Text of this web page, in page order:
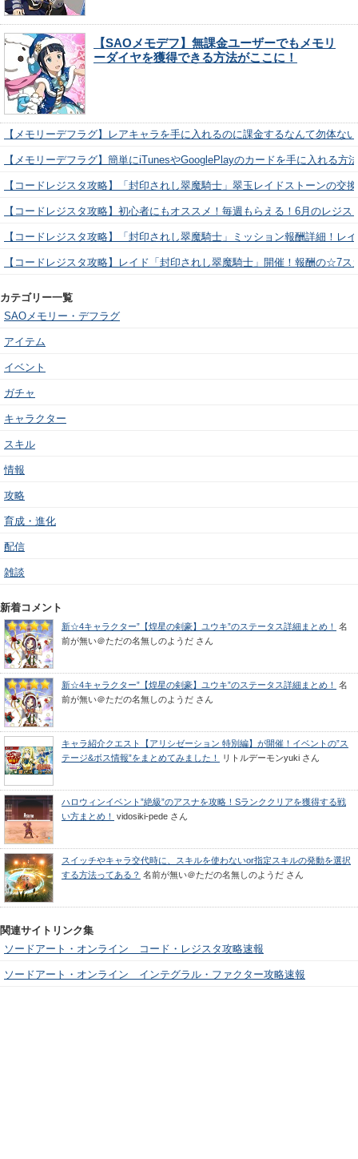
【SAOメモデフ】無課金ユーザーでもメモリ
ーダイヤを獲得できる方法がここに！
【メモリーデフラグ】レアキャラを手に入れるのに課金するなんて勿体な
【メモリーデフラグ】簡単にiTunesやGooglePlayのカードを手に入れる方
【コードレジスタ攻略】「封印されし翠魔騎士」翠玉レイドストーンの交
【コードレジスタ攻略】初心者にもオススメ！毎週もらえる！6月のレジ
【コードレジスタ攻略】「封印されし翠魔騎士」ミッション報酬詳細！レ
【コードレジスタ攻略】レイド「封印されし翠魔騎士」開催！報酬の☆7
カテゴリー一覧
SAOメモリー・デフラグ
アイテム
イベント
ガチャ
キャラクター
スキル
情報
攻略
育成・進化
配信
雑談
新着コメント
新☆4キャラクター”【煌星の剣豪】ユウキ”のステータス詳細まとめ！
名
前が無い＠ただの名無しのようだ さん
新☆4キャラクター”【煌星の剣豪】ユウキ”のステータス詳細まとめ！
名
前が無い＠ただの名無しのようだ さん
キャラ紹介クエスト【アリシゼーション 特別編】が開催！イベントの”ス
テージ&ボス情報”をまとめてみました！
リトルデーモンyuki さん
ハロウィンイベント”絶級”のアスナを攻略！Sランククリアを獲得する戦
い方まとめ！
vidosiki-pede さん
スイッチやキャラ交代時に、スキルを使わないor指定スキルの発動を選択
する方法ってある？ 名前が無い＠ただの名無しのようだ さん
関連サイトリンク集
ソードアート・オンライン コード・レジスタ攻略速報
ソードアート・オンライン インテグラル・ファクター攻略速報